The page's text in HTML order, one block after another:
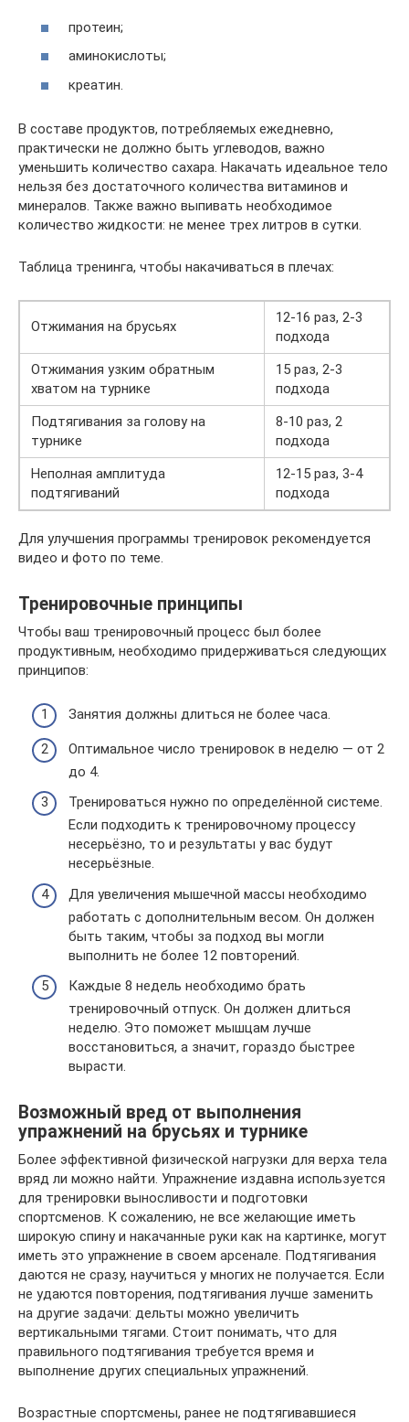
протеин;
аминокислоты;
креатин.
В составе продуктов, потребляемых ежедневно,
практически не должно быть углеводов, важно
уменьшить количество сахара. Накачать идеальное тело
нельзя без достаточного количества витаминов и
минералов. Также важно выпивать необходимое
количество жидкости: не менее трех литров в сутки.
Таблица тренинга, чтобы накачиваться в плечах:
Отжимания на брусьях
12-16 раз, 2-3
подхода
Отжимания узким обратным
хватом на турнике
15 раз, 2-3
подхода
Подтягивания за голову на
турнике
8-10 раз, 2
подхода
Неполная амплитуда
подтягиваний
12-15 раз, 3-4
подхода
Для улучшения программы тренировок рекомендуется
видео и фото по теме.
Тренировочные принципы
Чтобы ваш тренировочный процесс был более
продуктивным, необходимо придерживаться следующих
принципов:
Занятия должны длиться не более часа.
Оптимальное число тренировок в неделю — от 2
до 4.
Тренироваться нужно по определённой системе.
Если подходить к тренировочному процессу
несерьёзно, то и результаты у вас будут
несерьёзные.
Для увеличения мышечной массы необходимо
работать с дополнительным весом. Он должен
быть таким, чтобы за подход вы могли
выполнить не более 12 повторений.
Каждые 8 недель необходимо брать
тренировочный отпуск. Он должен длиться
неделю. Это поможет мышцам лучше
восстановиться, а значит, гораздо быстрее
вырасти.
Возможный вред от выполнения
упражнений на брусьях и турнике
Более эффективной физической нагрузки для верха тела
вряд ли можно найти. Упражнение издавна используется
для тренировки выносливости и подготовки
спортсменов. К сожалению, не все желающие иметь
широкую спину и накачанные руки как на картинке, могут
иметь это упражнение в своем арсенале. Подтягивания
даются не сразу, научиться у многих не получается. Если
не удаются повторения, подтягивания лучше заменить
на другие задачи: дельты можно увеличить
вертикальными тягами. Стоит понимать, что для
правильного подтягивания требуется время и
выполнение других специальных упражнений.
Возрастные спортсмены, ранее не подтягивавшиеся